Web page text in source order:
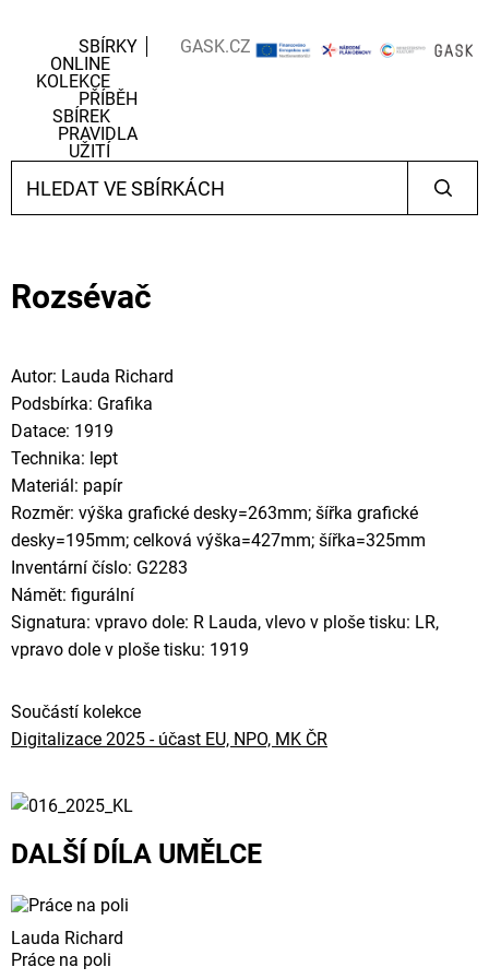
SBÍRKY
ONLINE
KOLEKCE
PŘÍBĚH
SBÍREK
PRAVIDLA
UŽITÍ
GASK.CZ
Rozsévač
Autor: Lauda Richard
Podsbírka: Grafika
Datace: 1919
Technika: lept
Materiál: papír
Rozměr: výška grafické desky=263mm; šířka grafické
desky=195mm; celková výška=427mm; šířka=325mm
Inventární číslo: G2283
Námět: figurální
Signatura: vpravo dole: R Lauda, vlevo v ploše tisku: LR,
vpravo dole v ploše tisku: 1919
Součástí kolekce
Digitalizace 2025 - účast EU, NPO, MK ČR
DALŠÍ DÍLA UMĚLCE
Lauda Richard
Práce na poli